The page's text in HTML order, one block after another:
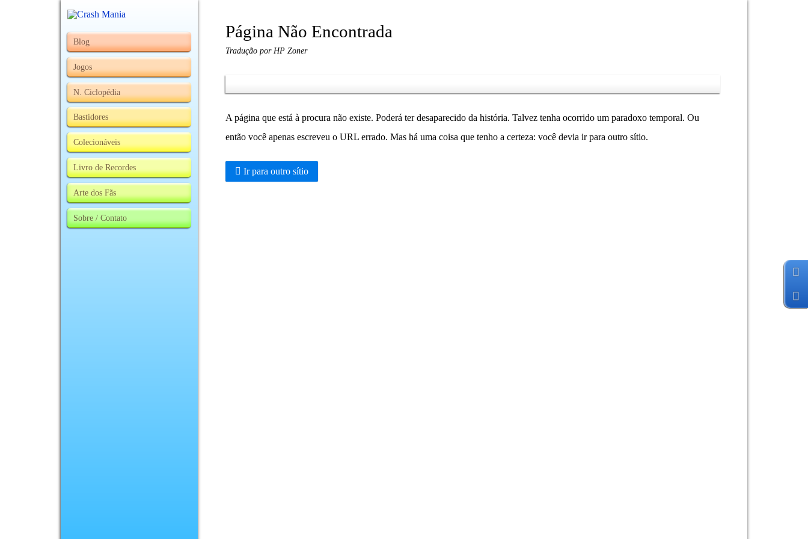
Blog
Jogos
N. Ciclopédia
Bastidores
Colecionáveis
Livro de Recordes
Arte dos Fãs
Sobre / Contato
Página Não Encontrada
Tradução por HP Zoner
A página que está à procura não existe. Poderá ter desaparecido da história. Talvez tenha ocorrido um paradoxo temporal. Ou
então você apenas escreveu o URL errado. Mas há uma coisa que tenho a certeza: você devia ir para outro sítio.
Ir para outro sítio